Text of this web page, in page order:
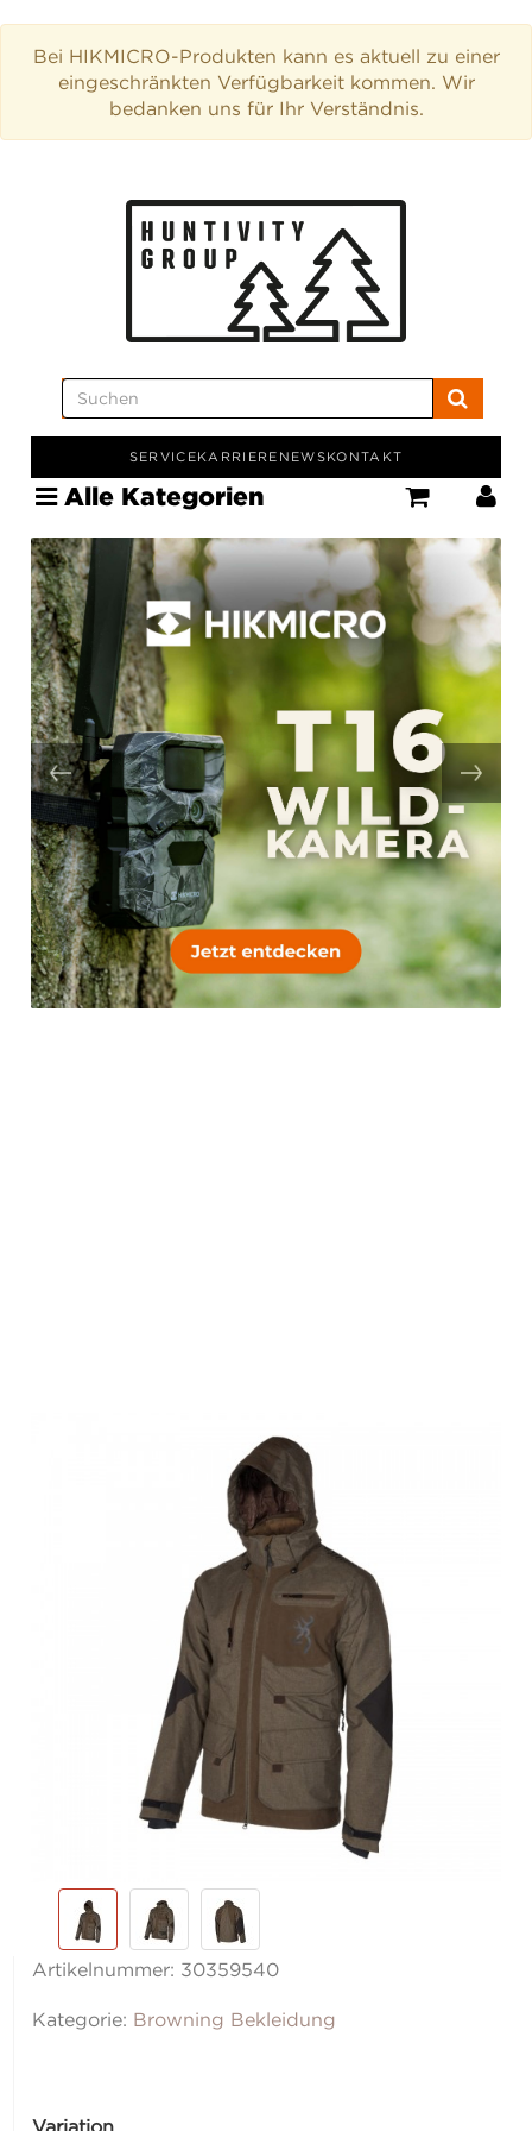
Bei HIKMICRO-Produkten kann es aktuell zu einer
eingeschränkten Verfügbarkeit kommen. Wir
bedanken uns für Ihr Verständnis.
SERVICEKARRIERE NEWSKONTAKT
Alle Kategorien
Artikelnummer: 30359540
Kategorie: Browning Bekleidung
Variation